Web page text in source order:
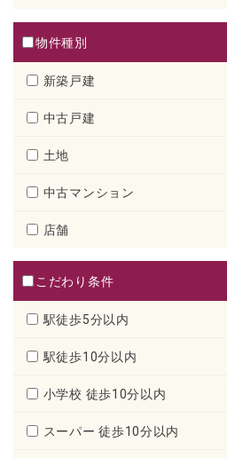
物件種別
新築戸建
中古戸建
土地
中古マンション
店舗
こだわり条件
駅徒歩5分以内
駅徒歩10分以内
小学校 徒歩10分以内
スーパー 徒歩10分以内